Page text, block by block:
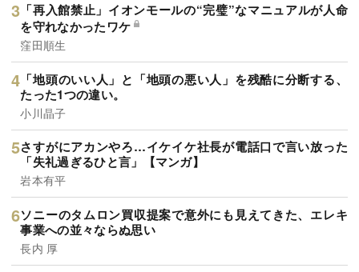
「再入館禁止」イオンモールの“完璧”なマニュアルが人命
を守れなかったワケ
窪田順生
「地頭のいい人」と「地頭の悪い人」を残酷に分断する、
たった1つの違い。
小川晶子
さすがにアカンやろ…イケイケ社長が電話口で言い放った
「失礼過ぎるひと言」【マンガ】
岩本有平
ソニーのタムロン買収提案で意外にも見えてきた、エレキ
事業への並々ならぬ思い
長内 厚